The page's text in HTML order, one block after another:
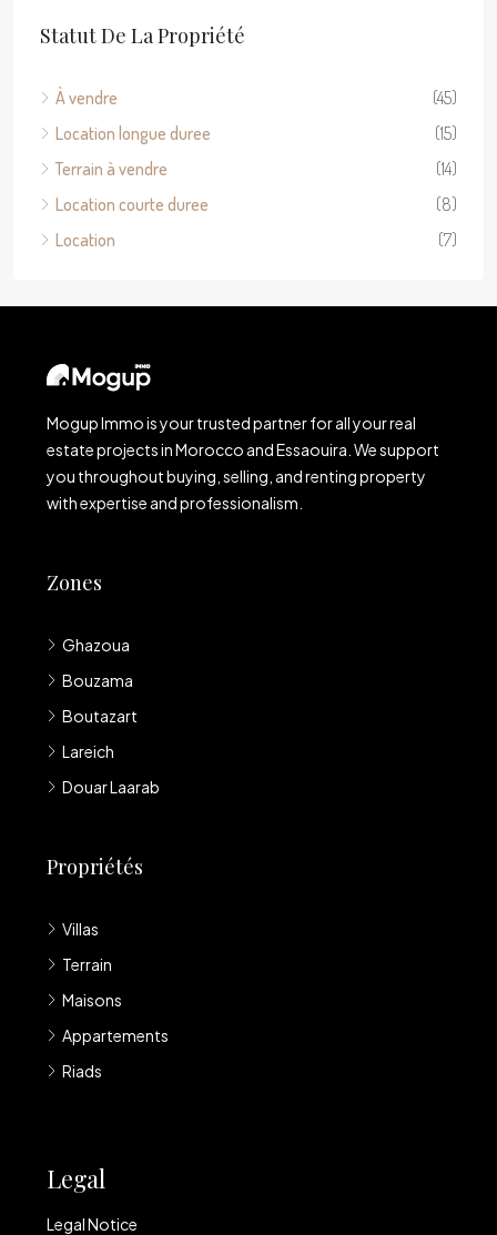
Statut De La Propriété
À vendre
(45)
Location longue duree
(15)
Terrain à vendre
(14)
Location courte duree
(8)
Location
(7)
Mogup Immo is your trusted partner for all your real
estate projects in Morocco and Essaouira. We support
you throughout buying, selling, and renting property
with expertise and professionalism.
Zones
Ghazoua
Bouzama
Boutazart
Lareich
Douar Laarab
Propriétés
Villas
Terrain
Maisons
Appartements
Riads
Legal
Legal Notice